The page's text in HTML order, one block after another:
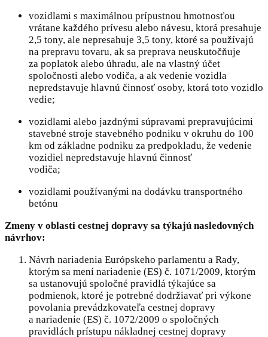
vozidlami s maximálnou prípustnou hmotnosťou
vrátane každého prívesu alebo návesu, ktorá presahuje
2,5 tony, ale nepresahuje 3,5 tony, ktoré sa používajú
na prepravu tovaru, ak sa preprava neuskutočňuje
za poplatok alebo úhradu, ale na vlastný účet
spoločnosti alebo vodiča, a ak vedenie vozidla
nepredstavuje hlavnú činnosť osoby, ktorá toto vozidlo
vedie;
vozidlami alebo jazdnými súpravami prepravujúcimi
stavebné stroje stavebného podniku v okruhu do 100
km od základne podniku za predpokladu, že vedenie
vozidiel nepredstavuje hlavnú činnosť
vodiča;
vozidlami používanými na dodávku transportného
betónu
Zmeny v oblasti cestnej dopravy sa týkajú nasledovných
návrhov:
Návrh nariadenia Európskeho parlamentu a Rady,
ktorým sa mení nariadenie (ES) č. 1071/2009, ktorým
sa ustanovujú spoločné pravidlá týkajúce sa
podmienok, ktoré je potrebné dodržiavať pri výkone
povolania prevádzkovateľa cestnej dopravy
a nariadenie (ES) č. 1072/2009 o spoločných
pravidlách prístupu nákladnej cestnej dopravy